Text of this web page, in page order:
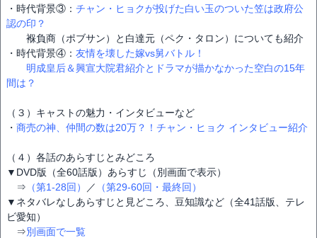
・時代背景③： チャン・ヒョクが投げた白い玉のついた笠は政府公
認の印？
褓負商（ポブサン）と白達元（ペク・タロン）についても紹介
・時代背景④： 友情を壊した嫁vs舅バトル！
明成皇后＆興宣大院君紹介とドラマが描かなかった空白の15年
間は？
（３）キャストの魅力・インタビューなど
・ 商売の神、仲間の数は20万？！チャン・ヒョク インタビュー紹介
（４）各話のあらすじとみどころ
▼DVD版（全60話版）あらすじ（別画面で表示）
⇒ （第1-28回） ／
（第29-60回・最終回）
▼ネタバレなしあらすじと見どころ、豆知識など（全41話版、テレ
ビ愛知）
⇒別画面で一覧